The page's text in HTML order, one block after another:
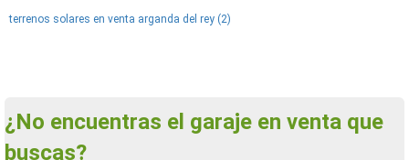
terrenos solares en venta arganda del rey (2)
¿No encuentras el garaje en venta que
buscas?